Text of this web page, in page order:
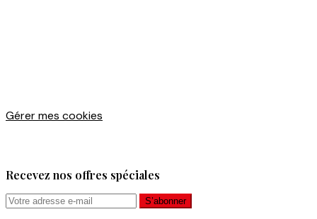
Gérer mes cookies
Recevez nos offres spéciales